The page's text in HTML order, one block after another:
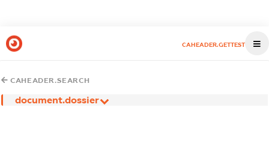
CAHEADER.GETTEST
CAHEADER.SEARCH
document.dossier